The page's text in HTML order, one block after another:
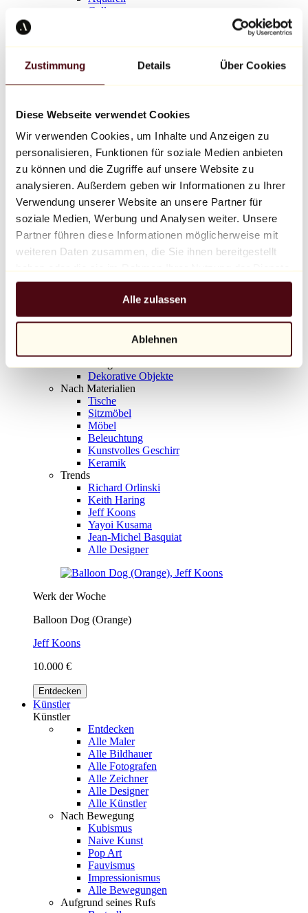
Zustimmung Details Über Cookies
Diese Webseite verwendet Cookies
Wir verwenden Cookies, um Inhalte und Anzeigen zu
personalisieren, Funktionen für soziale Medien anbieten
zu können und die Zugriffe auf unsere Website zu
analysieren. Außerdem geben wir Informationen zu Ihrer
Verwendung unserer Website an unsere Partner für
soziale Medien, Werbung und Analysen weiter. Unsere
Partner führen diese Informationen möglicherweise mit
weiteren Daten zusammen, die Sie ihnen bereitgestellt
gesammelt haben.
Alle zulassen
Ablehnen
Collage
Bruno Mallart
Valérie Hadida
Ernest Pignon-Ernest
Jazzu
Alle Zeichner
Werk der Woche
Untitled
444 €
Entdecken
Entdecken Sie Designobjekte
Unsere Top-Verkäufe
Dekorative Objekte
Nach Materialien
Tische
Sitzmöbel
Möbel
Beleuchtung
Kunstvolles Geschirr
Keramik
Trends
Richard Orlinski
Keith Haring
Jeff Koons
Yayoi Kusama
Jean-Michel Basquiat
Alle Designer
Werk der Woche
Balloon Dog (Orange)
Jeff Koons
10.000 €
Entdecken
Künstler
Künstler
Entdecken
Alle Maler
Alle Bildhauer
Alle Fotografen
Alle Zeichner
Alle Designer
Alle Künstler
Nach Bewegung
Kubismus
Naive Kunst
Pop Art
Fauvismus
Impressionismus
Alle Bewegungen
Aufgrund seines Rufs